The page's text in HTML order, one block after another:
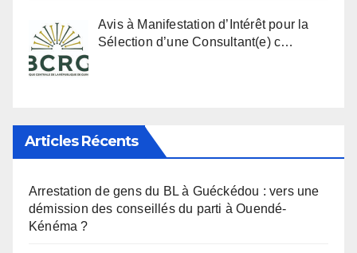
Avis à Manifestation d’Intérêt pour la
Sélection d’une Consultant(e) c…
Articles Récents
Arrestation de gens du BL à Guéckédou : vers une
démission des conseillés du parti à Ouendé-
Kénéma ?